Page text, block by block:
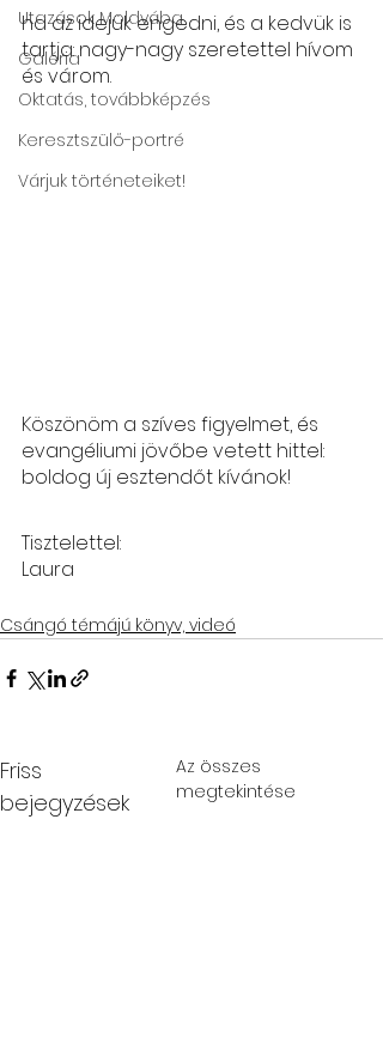
Utazások Moldvába
Galéria
Oktatás, továbbképzés
Keresztszülő-portré
Várjuk történeteiket!
ha az idejük engedni, és a kedvük is
tartja: nagy-nagy szeretettel hívom
és várom.
Köszönöm a szíves figyelmet, és
evangéliumi jövőbe vetett hittel:
boldog új esztendőt kívánok!
Tisztelettel:
Laura
Csángó témájú könyv, videó
Friss
bejegyzések
Az összes
megtekintése